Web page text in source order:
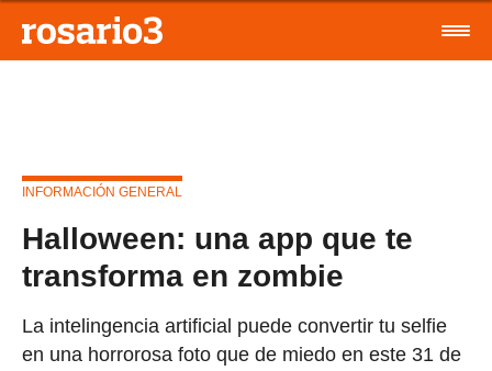
INFORMACIÓN GENERAL
Halloween: una app que te
transforma en zombie
La intelingencia artificial puede convertir tu selfie
en una horrorosa foto que de miedo en este 31 de